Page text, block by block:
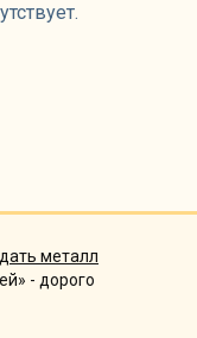
металл
- дорого